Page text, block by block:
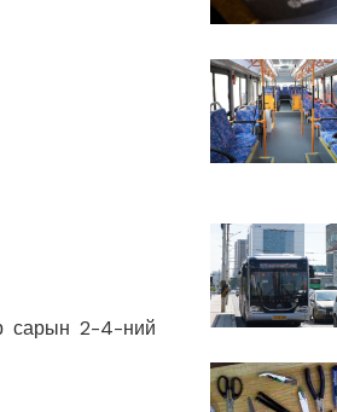
сарын 2-4-ний